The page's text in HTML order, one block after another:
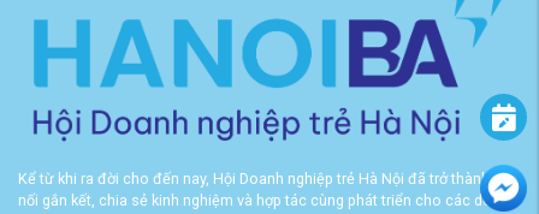
Kể từ khi ra đời cho đến nay, Hội Doanh nghiệp trẻ Hà Nội đã trở thành cầu
nối gắn kết, chia sẻ kinh nghiệm và hợp tác cùng phát triển cho các doanh